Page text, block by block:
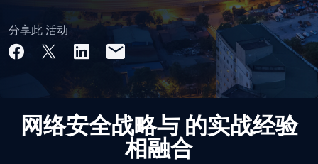
分享此 活动
网络安全战略与的实战经验
相融合